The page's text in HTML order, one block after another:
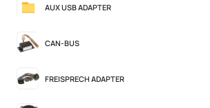
AUX USB ADAPTER
CAN-BUS
FREISPRECH ADAPTER